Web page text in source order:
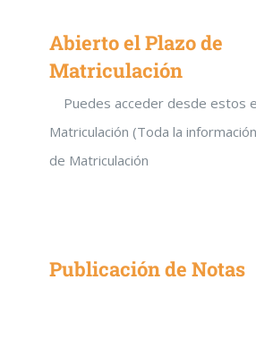
Abierto el Plazo de
Matriculación
Puedes acceder desde estos
Matriculación (Toda la
de Matriculación
Publicación de Notas